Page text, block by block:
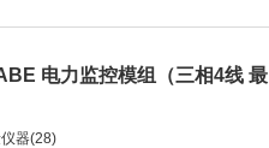
电力监控模组（三相4线 最
仪器(28)